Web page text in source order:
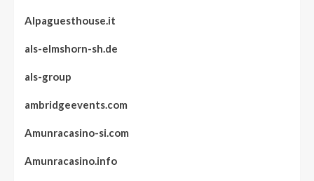
Alpaguesthouse.it
als-elmshorn-sh.de
als-group
ambridgeevents.com
Amunracasino-si.com
Amunracasino.info